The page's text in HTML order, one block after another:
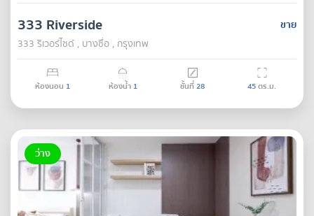
ขาย
333 Riverside
333 ริเวอร์ไซด์ , บางซื่อ , กรุงเทพ
ห้องนอน 1 ห้องน้ำ 1 ชั้นที่28 45ตร.ม.
ว่าง